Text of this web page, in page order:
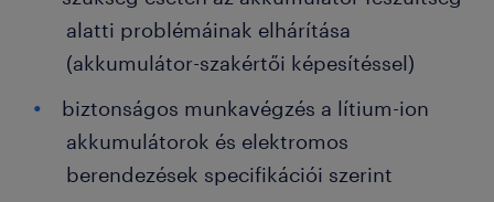
alatti problémáinak elhárítása
(akkumulátor-szakértői képesítéssel)
biztonságos munkavégzés a lítium-ion
akkumulátorok és elektromos
berendezések specifikációi szerint